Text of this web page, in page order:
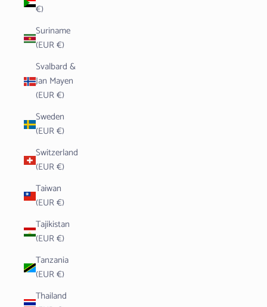
€)
Suriname
(EUR €)
Svalbard &
Jan Mayen
(EUR €)
Sweden
(EUR €)
Switzerland
(EUR €)
Taiwan
(EUR €)
Tajikistan
(EUR €)
Tanzania
(EUR €)
Thailand